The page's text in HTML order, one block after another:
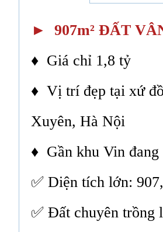
► 907m² ĐẤT
♦ Giá chỉ 1,8 tỷ
♦ Vị trí đẹp tại xứ
Xuyên, Hà Nội
♦ Gần khu Vin
✅ Diện tích lớn:
✅ Đất chuyên trồng